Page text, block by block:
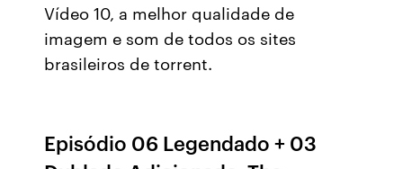
Vídeo 10, a melhor qualidade de
imagem e som de todos os sites
brasileiros de torrent.
Episódio 06 Legendado + 03